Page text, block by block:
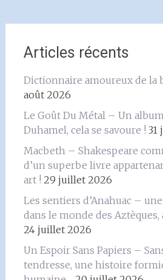
Articles récents
Dictionnaire amoureux de la
août 2026
Le Goût Du Métal – Un
Duhamel, cela se savoure ! 31
Macbeth – Shakespeare
d’un superbe livre
art ! 29 juillet 2026
Les sentiers d’Anahuac –
dans le monde des
24 juillet 2026
Un Espoir Sans Papiers –
tendresse, une histoire